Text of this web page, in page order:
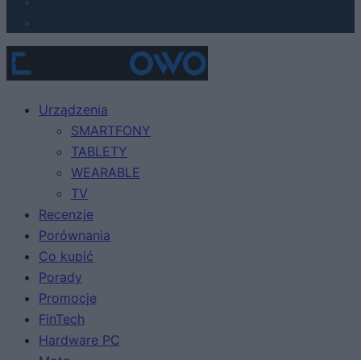
Urządzenia
SMARTFONY
TABLETY
WEARABLE
TV
Recenzje
Porównania
Co kupić
Porady
Promocje
FinTech
Hardware PC